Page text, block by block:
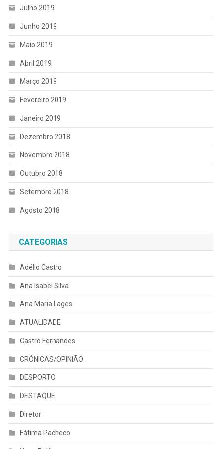
Julho 2019
Junho 2019
Maio 2019
Abril 2019
Março 2019
Fevereiro 2019
Janeiro 2019
Dezembro 2018
Novembro 2018
Outubro 2018
Setembro 2018
Agosto 2018
CATEGORIAS
Adélio Castro
Ana Isabel Silva
Ana Maria Lages
ATUALIDADE
Castro Fernandes
CRÓNICAS/OPINIÃO
DESPORTO
DESTAQUE
Diretor
Fátima Pacheco